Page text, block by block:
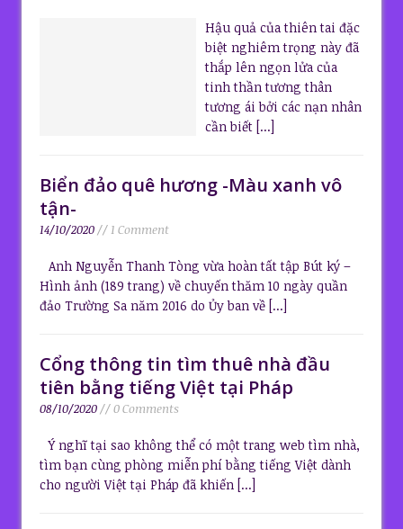
Hậu quả của thiên tai đặc
biệt nghiêm trọng này đã
thắp lên ngọn lửa của
tinh thần tương thân
tương ái bởi các nạn nhân
cần biết [...]
Biển đảo quê hương -Màu xanh vô
tận-
14/10/2020// 1 Comment
Anh Nguyễn Thanh Tòng vừa hoàn tất tập Bút ký –
Hình ảnh (189 trang) về chuyến thăm 10 ngày quần
đảo Trường Sa năm 2016 do Ủy ban về [...]
Cổng thông tin tìm thuê nhà đầu
tiên bằng tiếng Việt tại Pháp
08/10/2020// 0 Comments
Ý nghĩ tại sao không thể có một trang web tìm nhà,
tìm bạn cùng phòng miễn phí bằng tiếng Việt dành
cho người Việt tại Pháp đã khiến [...]